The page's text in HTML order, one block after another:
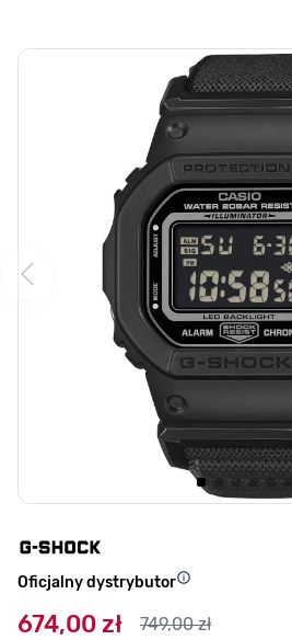
Oficjalny dystrybutor
674,00 zł 749,00 zł